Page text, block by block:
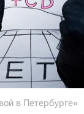
в Петербурге»